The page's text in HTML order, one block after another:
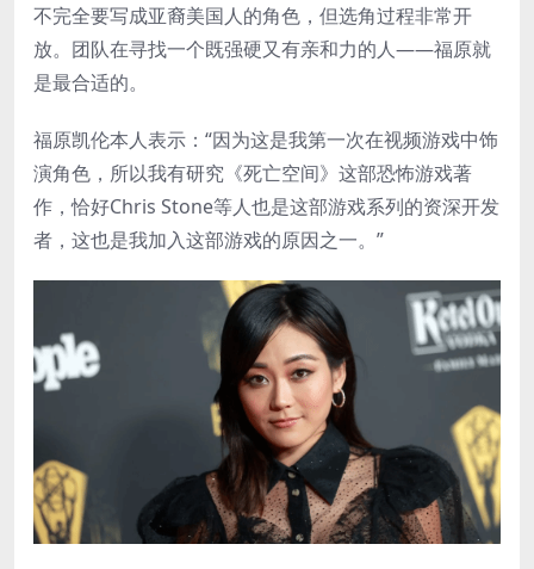
不完全要写成亚裔美国人的角色，但选角过程非常开
放。团队在寻找一个既强硬又有亲和力的人——福原就
是最合适的。
福原凯伦本人表示：“因为这是我第一次在视频游戏中饰
演角色，所以我有研究《死亡空间》这部恐怖游戏著
作，恰好Chris Stone等人也是这部游戏系列的资深开发
者，这也是我加入这部游戏的原因之一。”